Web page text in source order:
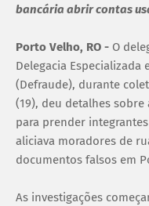
bancária abrir contas
Porto Velho, RO - O
Delegacia Especializada
(Defraude), durante
(19), deu detalhes sobre
para prender
aliciava moradores de
documentos falsos em
As investigações